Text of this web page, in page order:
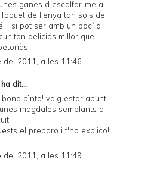
ganes d´escalfar-me a
foquet de llenya tan sols de
i si pot ser amb un bocí d
tan deliciós millor que
del 2011, a les 11:46
ha dit...
bona pìnta! vaig estar apunt
magdales semblants a
el preparo i t'ho explico!
del 2011, a les 11:49